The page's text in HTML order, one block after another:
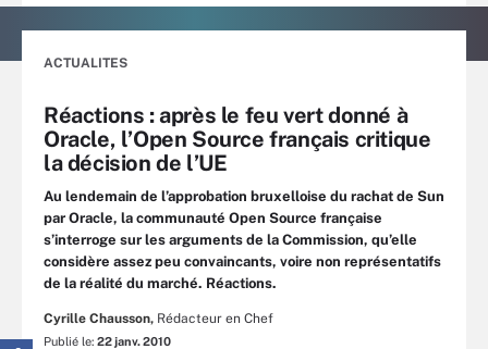
ACTUALITES
Réactions : après le feu vert donné à
Oracle, l’Open Source français critique
la décision de l’UE
Au lendemain de l’approbation bruxelloise du rachat de Sun
par Oracle, la communauté Open Source française
s’interroge sur les arguments de la Commission, qu’elle
considère assez peu convaincants, voire non représentatifs
de la réalité du marché. Réactions.
Cyrille Chausson, Rédacteur en Chef
Publié le: 22 janv. 2010